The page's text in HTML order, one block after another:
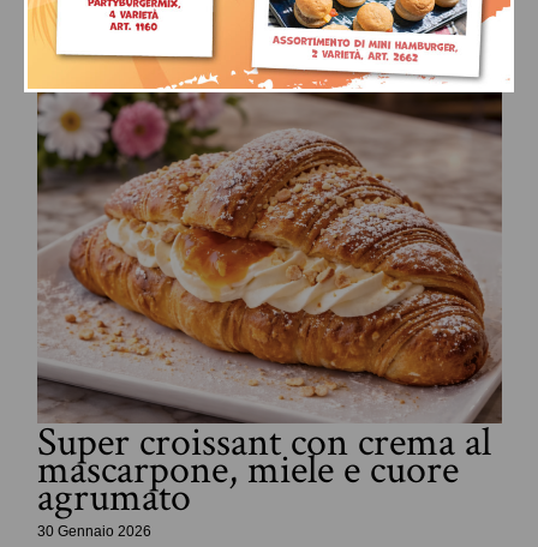
Super croissant con crema al
mascarpone, miele e cuore
agrumato
30 Gennaio 2026